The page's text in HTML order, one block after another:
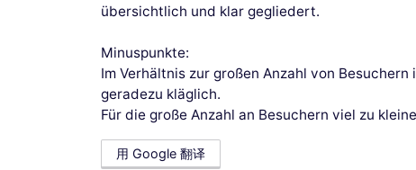
übersichtlich und klar gegliedert.
Minuspunkte:
Im Verhältnis zur großen Anzahl von
geradezu kläglich.
Für die große Anzahl an Besuchern viel zu
用 Google 翻译